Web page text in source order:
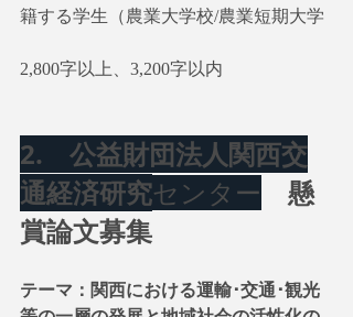
籍する学生（農業大学校/農業短期大学
2,800字以上、3,200字以内
2.　公益財団法人関西交
通経済研究センター 懸
賞論文募集
テーマ：関西における運輸･交通･観光